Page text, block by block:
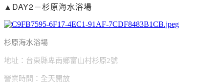
▲DAY2－杉原海水浴場
杉原海水浴場
地址：台東縣卑南鄉富山村杉原2號
營業時間：全天開放